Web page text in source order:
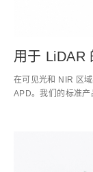
用于 LiDAR
在可见光和 NIR 区
APD。我们的标准产